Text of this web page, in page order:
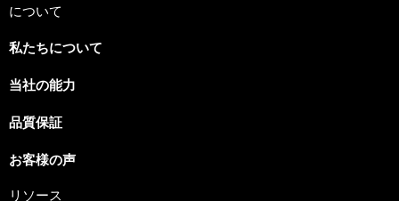
について
私たちについて
当社の能力
品質保証
お客様の声
リソース